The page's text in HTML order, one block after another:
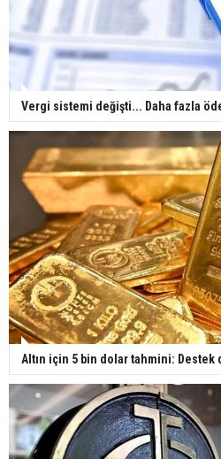
Vergi sistemi değişti... Daha fazla
Altın için 5 bin dolar tahmini: Destek